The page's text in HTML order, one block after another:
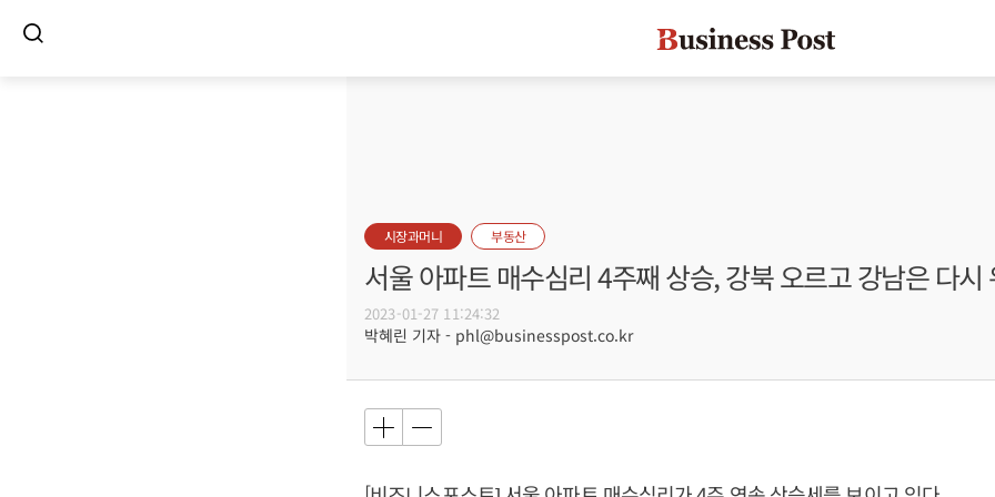
시장과머니 부동산
서울 아파트 매수심리 4주째 상승, 강북 오르고 강남은 다시
2023-01-27 11:24:32
박혜린 기자 - phl@businesspost.co.kr